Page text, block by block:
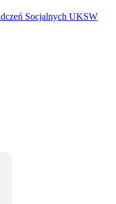
Socjalnych UKSW